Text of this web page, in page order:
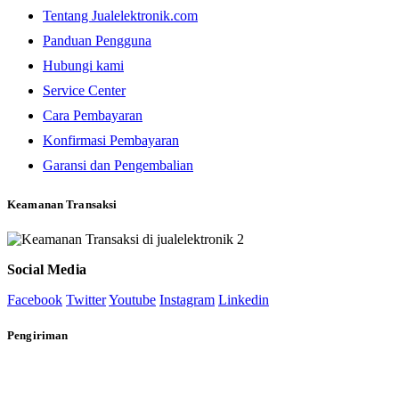
Tentang Jualelektronik.com
Panduan Pengguna
Hubungi kami
Service Center
Cara Pembayaran
Konfirmasi Pembayaran
Garansi dan Pengembalian
Keamanan Transaksi
Social Media
Facebook TwitterYoutube Instagram Linkedin
Pengiriman